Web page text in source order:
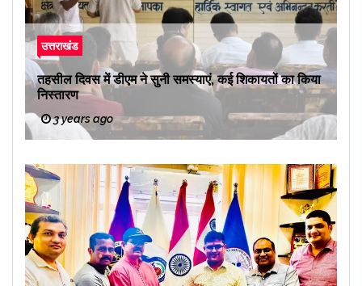
उत्तराखंड
तहसील दिवस में डीएम ने सुनी समस्याएं, कई शिकायतों का किया
निस्तारण
3 years ago